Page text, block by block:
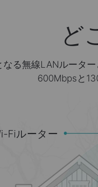
ど
なる無線LANルータ
600Mbpsと
Fiルーター